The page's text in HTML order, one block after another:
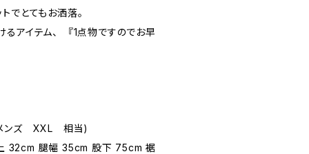
でとてもお洒落。
るアイテム、 『1点物ですのでお早
ズ XXL 相当)
腿幅 35cm 股下 75cm 裾